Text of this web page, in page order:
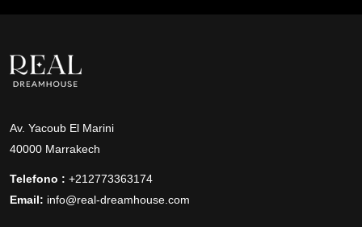
Av. Yacoub El Marini
40000 Marrakech
Telefono : +212773363174
Email: info@real-dreamhouse.com